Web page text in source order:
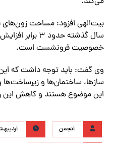
سال گذشته حدود ٣
خصوصیت فرونشست است.
وی گفت: باید توجه داشت که
سازها، ساختمان‌ها و
این موضوع هستند و کاهش این
انجمن اردیبهشت